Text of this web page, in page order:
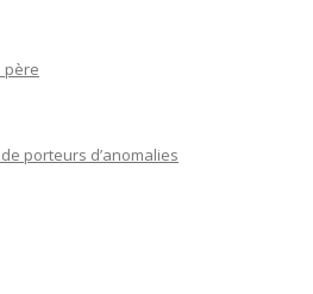
père
porteurs d’anomalies